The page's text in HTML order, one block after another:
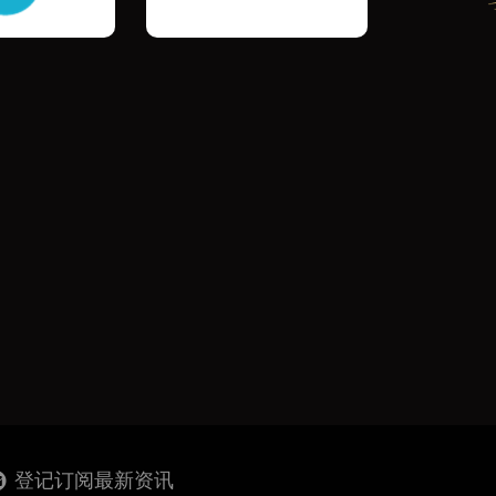
登记订阅最新资讯